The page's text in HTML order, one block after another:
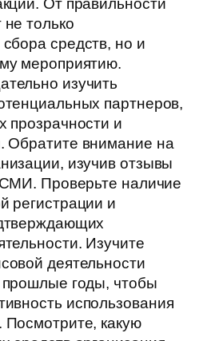
От правильности
только
средств, но и
мероприятию.
изучить
партнеров,
прозрачности и
Обратите внимание на
изучив отзывы
Проверьте наличие
регистрации и
Изучите
деятельности
прошлые годы, чтобы
использования
Посмотрите, какую